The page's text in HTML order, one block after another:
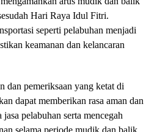
Hari Raya Idul Fitri.
seperti pelabuhan menjadi
keamanan dan kelancaran
dan pemeriksaan yang ketat di
dapat memberikan rasa aman dan
pelabuhan serta mencegah
selama periode mudik dan balik